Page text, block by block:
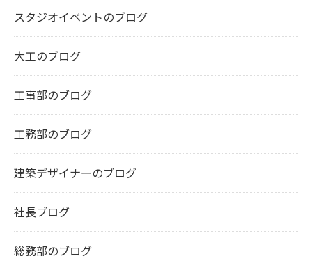
スタジオイベントのブログ
大工のブログ
工事部のブログ
工務部のブログ
建築デザイナーのブログ
社長ブログ
総務部のブログ